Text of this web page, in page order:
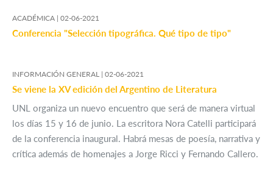
ACADÉMICA | 02-06-2021
Conferencia "Selección tipográfica. Qué tipo de tipo"
INFORMACIÓN GENERAL | 02-06-2021
Se viene la XV edición del Argentino de Literatura
UNL organiza un nuevo encuentro que será de manera virtual
los días 15 y 16 de junio. La escritora Nora Catelli participará
de la conferencia inaugural. Habrá mesas de poesía, narrativa y
crítica además de homenajes a Jorge Ricci y Fernando Callero.